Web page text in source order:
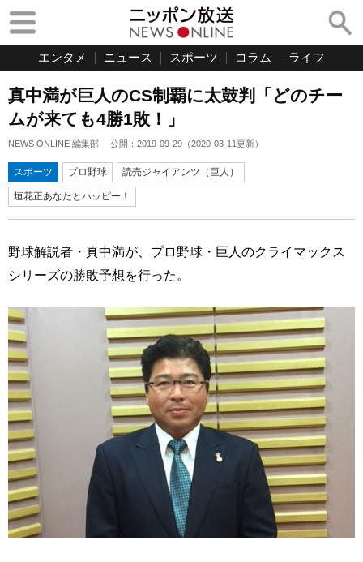
エンタメ ニュース スポーツ コラム ライフ
真中満が巨人のCS制覇に太鼓判「どのチー
ムが来ても4勝1敗！」
NEWS ONLINE 編集部 公開： 2019-09-29 （2020-03-11更新）
スポーツ プロ野球 読売ジャイアンツ（巨人）
垣花正あなたとハッピー！
野球解説者・真中満が、プロ野球・巨人のクライマックス
シリーズの勝敗予想を行った。